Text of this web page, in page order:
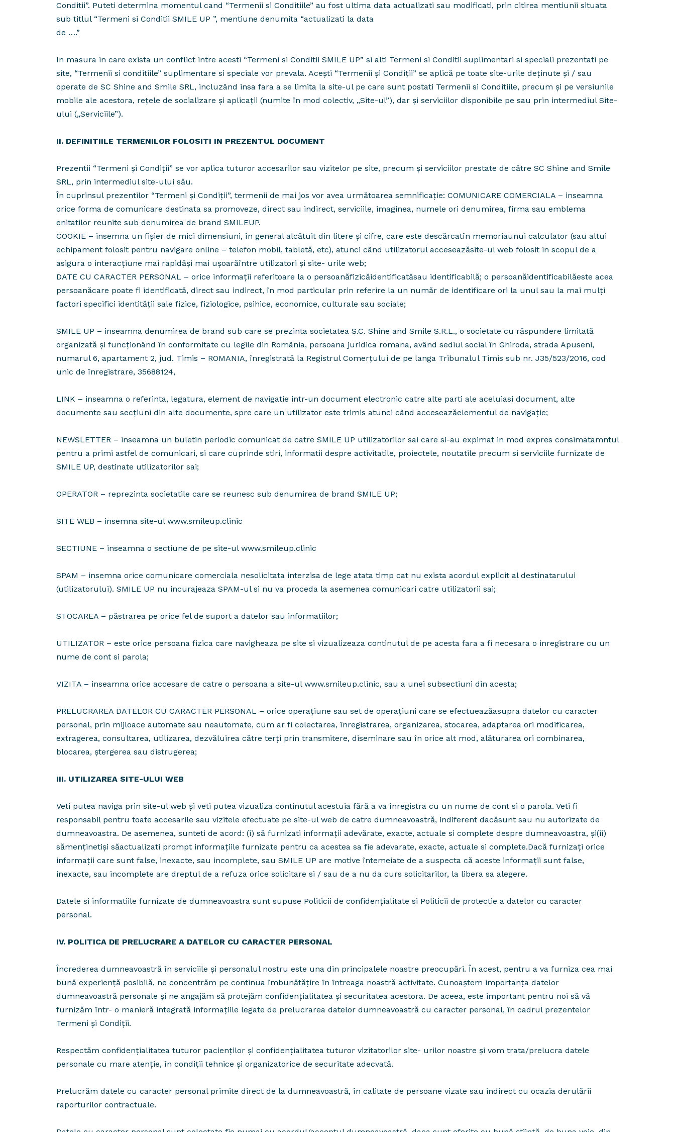
Conditii”. Puteti determina momentul cand “Termenii si Conditiile” au fost ultima data actualizati sau modificati, prin citirea mentiunii situata
sub titlul “Termeni si Conditii SMILE UP ”, mentiune denumita “actualizati la data
de ….”
In masura in care exista un conflict intre acesti “Termeni si Conditii SMILE UP” si alti Termeni si Conditii suplimentari si speciali prezentati pe
site, “Termenii si conditiile” suplimentare si speciale vor prevala. Acești “Termenii și Condiții” se aplică pe toate site-urile deținute și / sau
operate de SC Shine and Smile SRL, incluzând insa fara a se limita la site-ul pe care sunt postati Termenii si Conditiile, precum și pe versiunile
mobile ale acestora, rețele de socializare și aplicații (numite în mod colectiv, „Site-ul”), dar și serviciilor disponibile pe sau prin intermediul Site-
ului („Serviciile”).
II. DEFINITIILE TERMENILOR FOLOSITI IN PREZENTUL DOCUMENT
Prezentii “Termeni și Condiții” se vor aplica tuturor accesarilor sau vizitelor pe site, precum și serviciilor prestate de către SC Shine and Smile
SRL, prin intermediul site-ului său.
În cuprinsul prezentilor “Termeni și Condiții”, termenii de mai jos vor avea următoarea semnificație: COMUNICARE COMERCIALA – inseamna
orice forma de comunicare destinata sa promoveze, direct sau indirect, serviciile, imaginea, numele ori denumirea, firma sau emblema
enitatilor reunite sub denumirea de brand SMILEUP.
COOKIE – insemna un fișier de mici dimensiuni, în general alcătuit din litere și cifre, care este descărcatîn memoriaunui calculator (sau altui
echipament folosit pentru navigare online – telefon mobil, tabletă, etc), atunci când utilizatorul acceseazăsite-ul web folosit in scopul de a
asigura o interacțiune mai rapidăși mai ușoarăîntre utilizatori și site- urile web;
DATE CU CARACTER PERSONAL – orice informaţii referitoare la o persoanăfizicăidentificatăsau identificabilă; o persoanăidentificabilăeste acea
persoanăcare poate fi identificată, direct sau indirect, în mod particular prin referire la un număr de identificare ori la unul sau la mai mulţi
factori specifici identităţii sale fizice, fiziologice, psihice, economice, culturale sau sociale;
SMILE UP – inseamna denumirea de brand sub care se prezinta societatea S.C. Shine and Smile S.R.L., o societate cu răspundere limitată
organizată și funcționând în conformitate cu legile din România, persoana juridica romana, având sediul social în Ghiroda, strada Apuseni,
numarul 6, apartament 2, jud. Timis – ROMANIA, înregistrată la Registrul Comerțului de pe langa Tribunalul Timis sub nr. J35/523/2016, cod
unic de înregistrare, 35688124,
LINK – inseamna o referinta, legatura, element de navigatie intr-un document electronic catre alte parti ale aceluiasi document, alte
documente sau secțiuni din alte documente, spre care un utilizator este trimis atunci când acceseazăelementul de navigație;
NEWSLETTER – inseamna un buletin periodic comunicat de catre SMILE UP utilizatorilor sai care si-au expimat in mod expres consimatamntul
pentru a primi astfel de comunicari, si care cuprinde stiri, informatii despre activitatile, proiectele, noutatile precum si serviciile furnizate de
SMILE UP, destinate utilizatorilor sai;
OPERATOR – reprezinta societatile care se reunesc sub denumirea de brand SMILE UP;
SITE WEB – insemna site-ul www.smileup.clinic
SECTIUNE – inseamna o sectiune de pe site-ul www.smileup.clinic
SPAM – insemna orice comunicare comerciala nesolicitata interzisa de lege atata timp cat nu exista acordul explicit al destinatarului
(utilizatorului). SMILE UP nu incurajeaza SPAM-ul si nu va proceda la asemenea comunicari catre utilizatorii sai;
STOCAREA – păstrarea pe orice fel de suport a datelor sau informatiilor;
UTILIZATOR – este orice persoana fizica care navigheaza pe site si vizualizeaza continutul de pe acesta fara a fi necesara o inregistrare cu un
nume de cont si parola;
VIZITA – inseamna orice accesare de catre o persoana a site-ul www.smileup.clinic, sau a unei subsectiuni din acesta;
PRELUCRAREA DATELOR CU CARACTER PERSONAL – orice operaţiune sau set de operaţiuni care se efectueazăasupra datelor cu caracter
personal, prin mijloace automate sau neautomate, cum ar fi colectarea, înregistrarea, organizarea, stocarea, adaptarea ori modificarea,
extragerea, consultarea, utilizarea, dezvăluirea către terţi prin transmitere, diseminare sau în orice alt mod, alăturarea ori combinarea,
blocarea, ştergerea sau distrugerea;
III. UTILIZAREA SITE-ULUI WEB
Veti putea naviga prin site-ul web și veti putea vizualiza continutul acestuia fără a va înregistra cu un nume de cont si o parola. Veti fi
responsabil pentru toate accesarile sau vizitele efectuate pe site-ul web de catre dumneavoastră, indiferent dacăsunt sau nu autorizate de
dumneavoastra. De asemenea, sunteti de acord: (i) să furnizati informații adevărate, exacte, actuale si complete despre dumneavoastra, și(ii)
sămenținetiși săactualizati prompt informațiile furnizate pentru ca acestea sa fie adevarate, exacte, actuale si complete.Dacă furnizați orice
informații care sunt false, inexacte, sau incomplete, sau SMILE UP are motive întemeiate de a suspecta că aceste informații sunt false,
inexacte, sau incomplete are dreptul de a refuza orice solicitare si / sau de a nu da curs solicitarilor, la libera sa alegere.
Datele si informatiile furnizate de dumneavoastra sunt supuse Politicii de confidențialitate si Politicii de protectie a datelor cu caracter
personal.
IV. POLITICA DE PRELUCRARE A DATELOR CU CARACTER PERSONAL
Încrederea dumneavoastră în serviciile și personalul nostru este una din principalele noastre preocupări. În acest, pentru a va furniza cea mai
bună experienţă posibilă, ne concentrăm pe continua îmbunătăţire în întreaga noastră activitate. Cunoaștem importanța datelor
dumneavoastră personale și ne angajăm să protejăm confidențialitatea și securitatea acestora. De aceea, este important pentru noi să vă
furnizăm într- o manieră integrată informațiile legate de prelucrarea datelor dumneavoastră cu caracter personal, în cadrul prezentelor
Termeni şi Condiţii.
Respectăm confidenţialitatea tuturor pacienților şi confidenţialitatea tuturor vizitatorilor site- urilor noastre şi vom trata/prelucra datele
personale cu mare atenţie, în condiţii tehnice şi organizatorice de securitate adecvată.
Prelucrăm datele cu caracter personal primite direct de la dumneavoastră, în calitate de persoane vizate sau indirect cu ocazia derulării
raporturilor contractuale.